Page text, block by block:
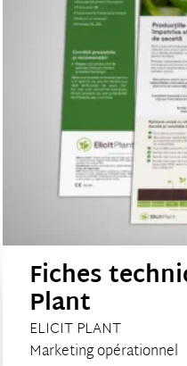
Fiches
Plant
CLIENT :
ELICIT PLANT
Catégorie de création :
Marketing opérationnel